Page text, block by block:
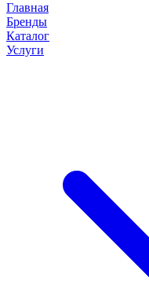
Главная
Бренды
Каталог
Услуги